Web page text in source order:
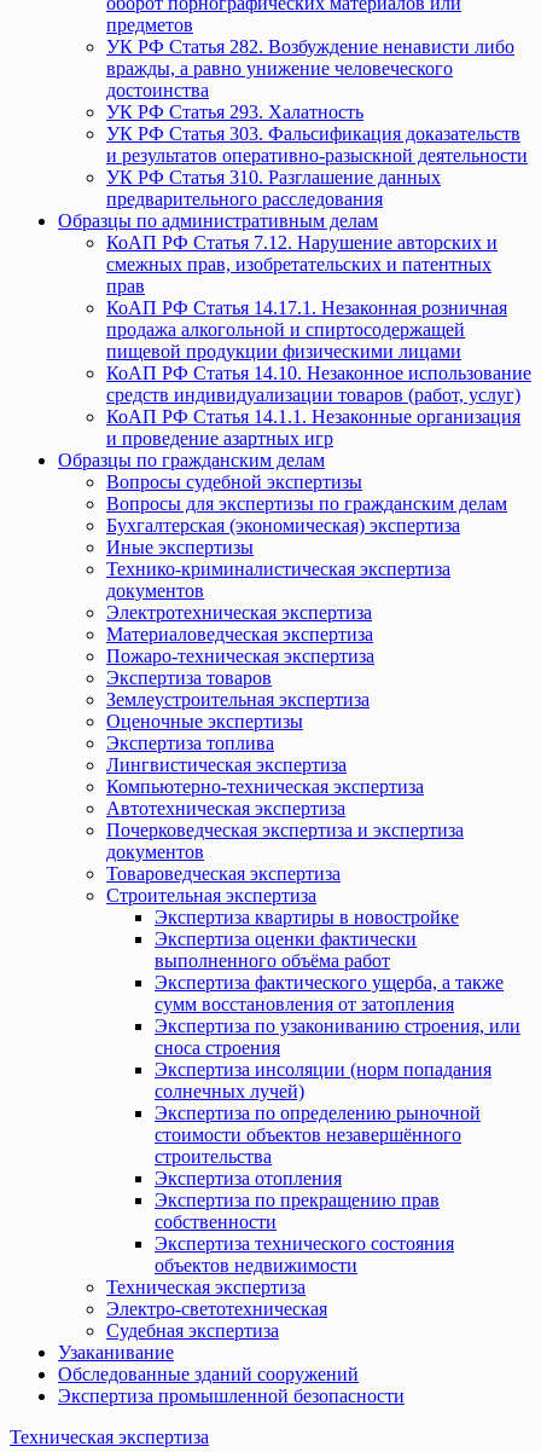
предметов
УК РФ Статья 282. Возбуждение ненависти либо
вражды, а равно унижение человеческого
достоинства
УК РФ Статья 293. Халатность
УК РФ Статья 303. Фальсификация доказательств
и результатов оперативно-разыскной деятельности
УК РФ Статья 310. Разглашение данных
предварительного расследования
Образцы по административным делам
КоАП РФ Статья 7.12. Нарушение авторских и
смежных прав, изобретательских и патентных
прав
КоАП РФ Статья 14.17.1. Незаконная розничная
продажа алкогольной и спиртосодержащей
пищевой продукции физическими лицами
КоАП РФ Статья 14.10. Незаконное использование
средств индивидуализации товаров (работ, услуг)
КоАП РФ Статья 14.1.1. Незаконные организация
и проведение азартных игр
Образцы по гражданским делам
Вопросы судебной экспертизы
Вопросы для экспертизы по гражданским делам
Бухгалтерская (экономическая) экспертиза
Иные экспертизы
Технико-криминалистическая экспертиза
документов
Электротехническая экспертиза
Материаловедческая экспертиза
Пожаро-техническая экспертиза
Экспертиза товаров
Землеустроительная экспертиза
Оценочные экспертизы
Экспертиза топлива
Лингвистическая экспертиза
Компьютерно-техническая экспертиза
Автотехническая экспертиза
Почерковедческая экспертиза и экспертиза
документов
Товароведческая экспертиза
Строительная экспертиза
Экспертиза квартиры в новостройке
Экспертиза оценки фактически
выполненного объёма работ
Экспертиза фактического ущерба, а также
сумм восстановления от затопления
Экспертиза по узакониванию строения, или
сноса строения
Экспертиза инсоляции (норм попадания
солнечных лучей)
Экспертиза по определению рыночной
стоимости объектов незавершённого
строительства
Экспертиза отопления
Экспертиза по прекращению прав
собственности
Экспертиза технического состояния
объектов недвижимости
Техническая экспертиза
Электро-светотехническая
Судебная экспертиза
Узаканивание
Обследованные зданий сооружений
Экспертиза промышленной безопасности
Техническая экспертиза